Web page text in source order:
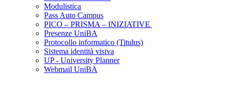
Modulistica
Pass Auto Campus
PICO – PRISMA – INIZIATIVE
Presenze UniBA
Protocollo informatico (Titulus)
Sistema identità visiva
UP - University Planner
Webmail UniBA